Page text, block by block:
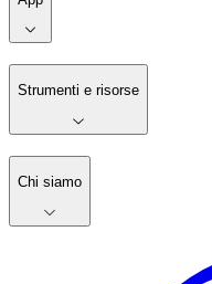
Strumenti e risorse
Chi siamo